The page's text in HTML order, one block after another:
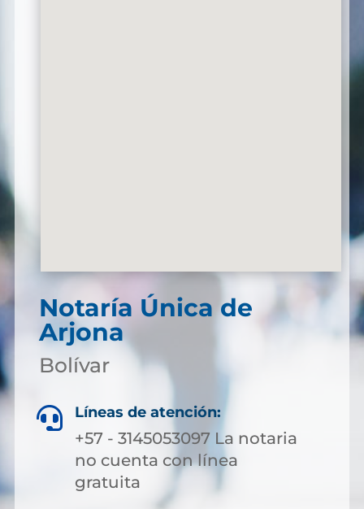
Notaría Única de
Arjona
Bolívar
 Líneas de atención:
+57 - 3145053097 La notaria
no cuenta con línea
gratuita